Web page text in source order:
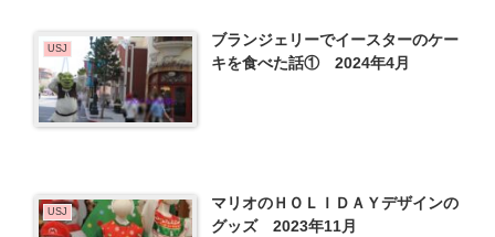
USJ
ブランジェリーでイースターのケー
キを食べた話① 2024年4月
USJ
マリオのＨＯＬＩＤＡＹデザインの
グッズ 2023年11月